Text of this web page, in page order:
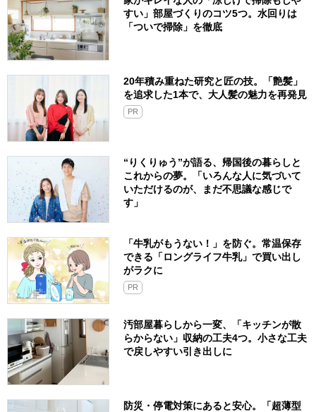
すい」部屋づくりのコツ5つ。水回りは
「ついで掃除」を徹底
20年積み重ねた研究と匠の技。「艶髪」
を追求した1本で、大人髪の魅力を再発見
PR
“りくりゅう”が語る、帰国後の暮らしと
これからの夢。「いろんな人に気づいて
いただけるのが、まだ不思議な感じで
す」
「牛乳がもうない！」を防ぐ。常温保存
できる「ロングライフ牛乳」で買い出し
がラクに
PR
汚部屋暮らしから一変、「キッチンが散
らからない」収納の工夫4つ。小さな工夫
で戻しやすい引き出しに
防災・停電対策にあると安心。「超薄型